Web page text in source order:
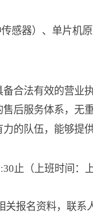
感器）、单片机
合法有效的营业
后服务体系，无
的队伍，能够提
止（上班时间：
关报名资料，联系